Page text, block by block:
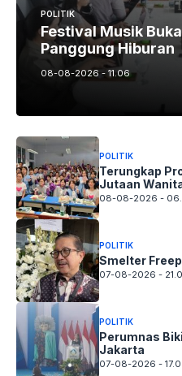
POLITIK
Festival Musik
Panggung Hiburan
08-08-2026 - 11.06
POLITIK
Terungkap
Jutaan
08-08-2026 -
POLITIK
Smelter
07-08-2026 -
POLITIK
Perumnas
Jakarta
07-08-2026 -